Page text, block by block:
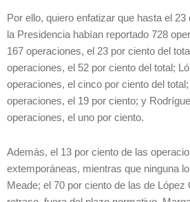
Por ello, quiero enfatizar que hasta el
la Presidencia habían reportado 728
167 operaciones, el 23 por ciento del
operaciones, el 52 por ciento del total;
operaciones, el cinco por ciento del
operaciones, el 19 por ciento; y
operaciones, el uno por ciento.
Además, el 13 por ciento de las
extemporáneas, mientras que ninguna
Meade; el 70 por ciento de las de